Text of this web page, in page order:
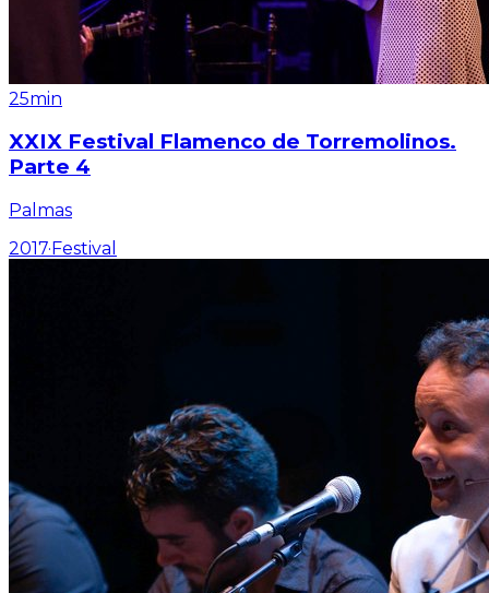
25min
XXIX Festival Flamenco de Torremolinos.
Parte 4
Palmas
2017·Festival